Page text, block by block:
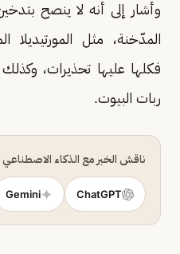
وأشار إلى أنه لا ينصح
المدّخنة، مثل المورتيديلا
فكلها عليها تحذيرات،
ربات البيوت.
ناقش الخبر مع الذكاء الاصطناعي
ChatGPT
Gemini